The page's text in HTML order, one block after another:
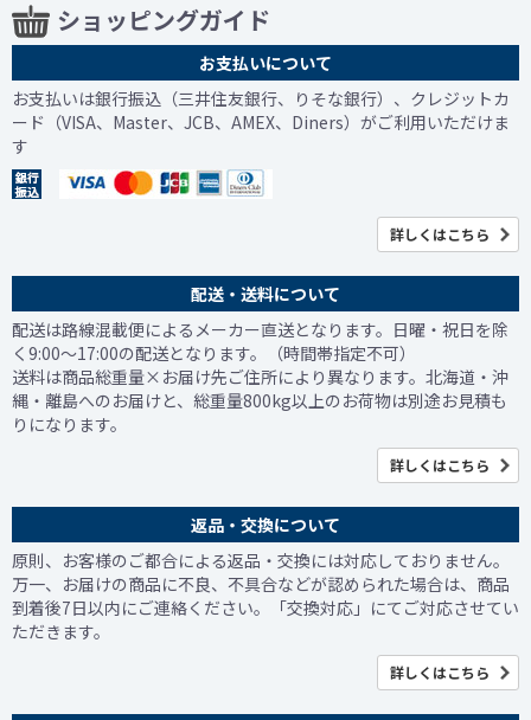
ショッピングガイド
お支払いについて
お支払いは銀行振込（三井住友銀行、りそな銀行）、クレジットカ
ード（VISA、Master、JCB、AMEX、Diners）がご利用いただけま
す
詳しくはこちら
配送・送料について
配送は路線混載便によるメーカー直送となります。日曜・祝日を除
く9:00～17:00の配送となります。（時間帯指定不可）
送料は商品総重量×お届け先ご住所により異なります。北海道・沖
縄・離島へのお届けと、総重量800kg以上のお荷物は別途お見積も
りになります。
詳しくはこちら
返品・交換について
原則、お客様のご都合による返品・交換には対応しておりません。
万一、お届けの商品に不良、不具合などが認められた場合は、商品
到着後7日以内にご連絡ください。「交換対応」にてご対応させてい
ただきます。
詳しくはこちら